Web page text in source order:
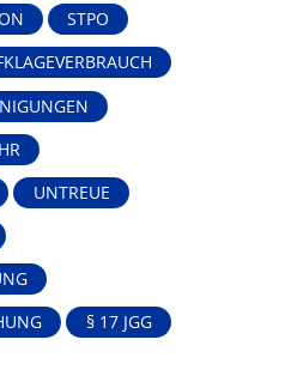
STPO
UNTREUE
§ 17 JGG